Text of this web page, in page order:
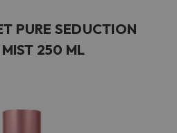
PURE SEDUCTION
250 ML